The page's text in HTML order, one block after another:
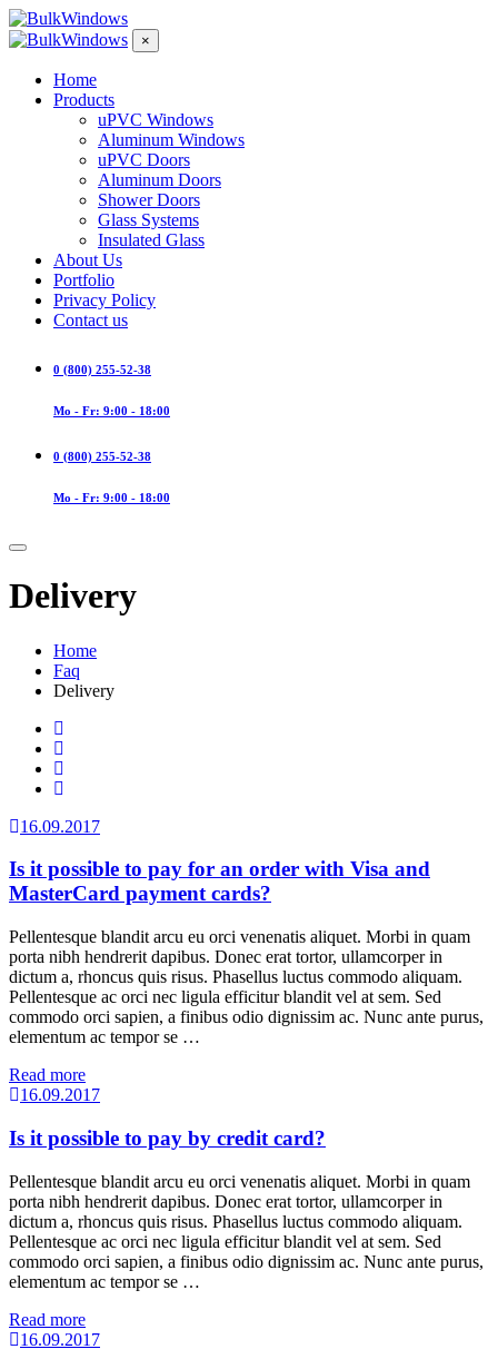
×
Home
Products
uPVC Windows
Aluminum Windows
uPVC Doors
Aluminum Doors
Shower Doors
Glass Systems
Insulated Glass
About Us
Portfolio
Privacy Policy
Contact us
0 (800) 255-52-38
Mo - Fr: 9:00 - 18:00
0 (800) 255-52-38
Mo - Fr: 9:00 - 18:00
Delivery
Home
Faq
Delivery
16.09.2017
Is it possible to pay for an order with Visa and
MasterCard payment cards?
Pellentesque blandit arcu eu orci venenatis aliquet. Morbi in quam
porta nibh hendrerit dapibus. Donec erat tortor, ullamcorper in
dictum a, rhoncus quis risus. Phasellus luctus commodo aliquam.
Pellentesque ac orci nec ligula efficitur blandit vel at sem. Sed
commodo orci sapien, a finibus odio dignissim ac. Nunc ante purus,
elementum ac tempor se …
Read more
16.09.2017
Is it possible to pay by credit card?
Pellentesque blandit arcu eu orci venenatis aliquet. Morbi in quam
porta nibh hendrerit dapibus. Donec erat tortor, ullamcorper in
dictum a, rhoncus quis risus. Phasellus luctus commodo aliquam.
Pellentesque ac orci nec ligula efficitur blandit vel at sem. Sed
commodo orci sapien, a finibus odio dignissim ac. Nunc ante purus,
elementum ac tempor se …
Read more
16.09.2017